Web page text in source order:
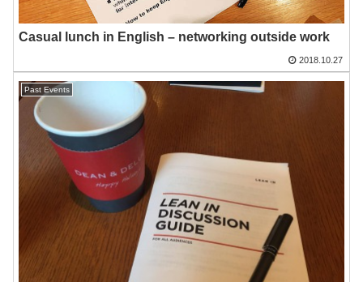
Casual lunch in English – networking outside work
2018.10.27
Past Events